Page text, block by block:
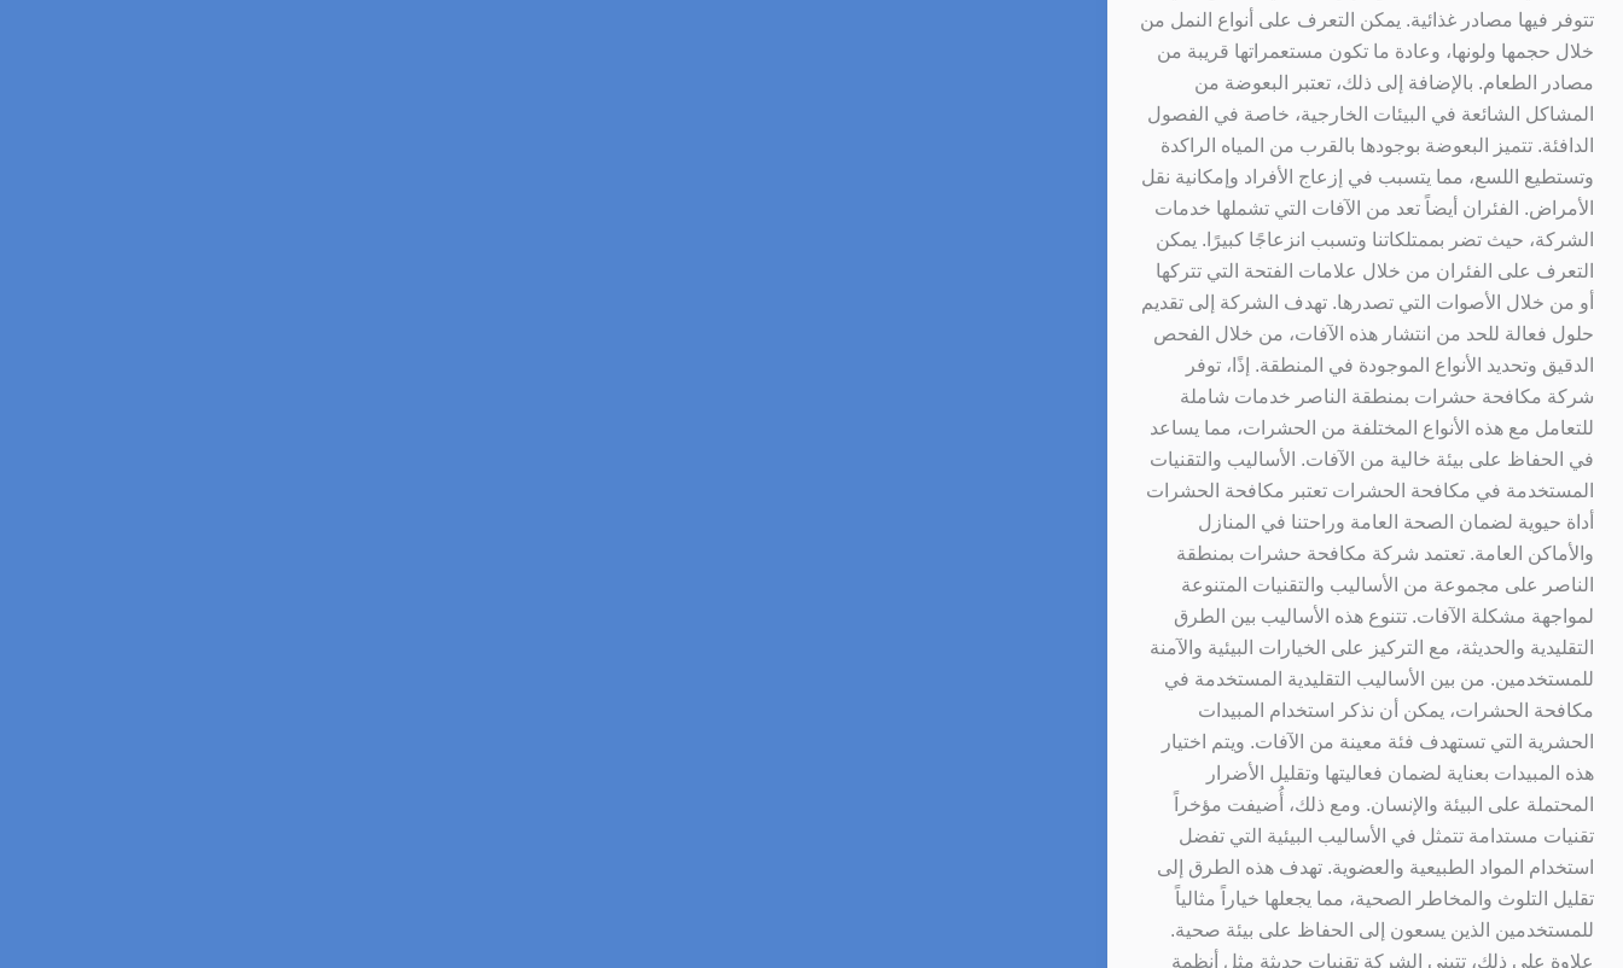
تتوفر فيها مصادر غذائية. يمكن التعرف على أنواع النمل من
خلال حجمها ولونها، وعادة ما تكون مستعمراتها قريبة من
مصادر الطعام. بالإضافة إلى ذلك، تعتبر البعوضة من
المشاكل الشائعة في البيئات الخارجية، خاصة في الفصول
الدافئة. تتميز البعوضة بوجودها بالقرب من المياه الراكدة
وتستطيع اللسع، مما يتسبب في إزعاج الأفراد وإمكانية نقل
الأمراض. الفئران أيضاً تعد من الآفات التي تشملها خدمات
الشركة، حيث تضر بممتلكاتنا وتسبب انزعاجًا كبيرًا. يمكن
التعرف على الفئران من خلال علامات الفتحة التي تتركها
أو من خلال الأصوات التي تصدرها. تهدف الشركة إلى تقديم
حلول فعالة للحد من انتشار هذه الآفات، من خلال الفحص
الدقيق وتحديد الأنواع الموجودة في المنطقة. إذًا، توفر
شركة مكافحة حشرات بمنطقة الناصر خدمات شاملة
للتعامل مع هذه الأنواع المختلفة من الحشرات، مما يساعد
في الحفاظ على بيئة خالية من الآفات. الأساليب والتقنيات
المستخدمة في مكافحة الحشرات تعتبر مكافحة الحشرات
أداة حيوية لضمان الصحة العامة وراحتنا في المنازل
والأماكن العامة. تعتمد شركة مكافحة حشرات بمنطقة
الناصر على مجموعة من الأساليب والتقنيات المتنوعة
لمواجهة مشكلة الآفات. تتنوع هذه الأساليب بين الطرق
التقليدية والحديثة، مع التركيز على الخيارات البيئية والآمنة
للمستخدمين. من بين الأساليب التقليدية المستخدمة في
مكافحة الحشرات، يمكن أن نذكر استخدام المبيدات
الحشرية التي تستهدف فئة معينة من الآفات. ويتم اختيار
هذه المبيدات بعناية لضمان فعاليتها وتقليل الأضرار
المحتملة على البيئة والإنسان. ومع ذلك، أُضيفت مؤخراً
تقنيات مستدامة تتمثل في الأساليب البيئية التي تفضل
استخدام المواد الطبيعية والعضوية. تهدف هذه الطرق إلى
تقليل التلوث والمخاطر الصحية، مما يجعلها خياراً مثالياً
للمستخدمين الذين يسعون إلى الحفاظ على بيئة صحية.
علاوة على ذلك، تتبنى الشركة تقنيات حديثة مثل أنظمة